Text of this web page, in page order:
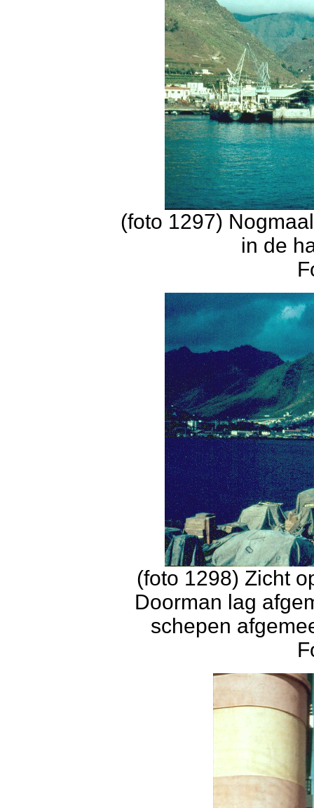
(foto 1297)
in de
(foto 1298) Zicht
Doorman lag
schepen